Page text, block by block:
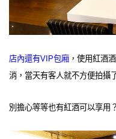
店內還有VIP包廂 ，使用紅酒
消，當天有客人就不方便拍攝
別擔心等等也有紅酒可以享用？